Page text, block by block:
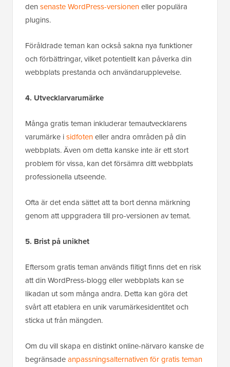
den senaste WordPress-versioneneller populära
plugins.
Föråldrade teman kan också sakna nya funktioner
och förbättringar, vilket potentiellt kan påverka din
webbplats prestanda och användarupplevelse.
4. Utvecklarvarumärke
Många gratis teman inkluderar temautvecklarens
varumärke isidfoteneller andra områden på din
webbplats. Även om detta kanske inte är ett stort
problem för vissa, kan det försämra ditt webbplats
professionella utseende.
Ofta är det enda sättet att ta bort denna märkning
genom att uppgradera till pro-versionen av temat.
5. Brist på unikhet
Eftersom gratis teman används flitigt finns det en risk
att din WordPress-blogg eller webbplats kan se
likadan ut som många andra. Detta kan göra det
svårt att etablera en unik varumärkesidentitet och
sticka ut från mängden.
Om du vill skapa en distinkt online-närvaro kanske de
begränsadeanpassningsalternativen för gratis teman